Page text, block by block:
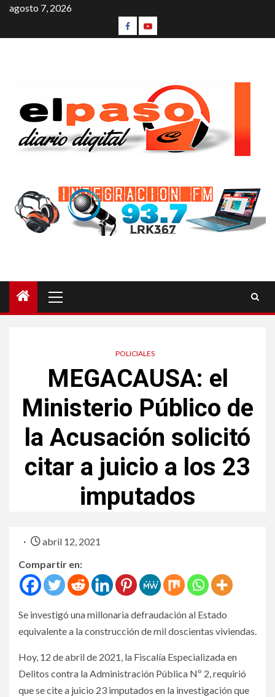
agosto 7, 2026
POLICIALES
MEGACAUSA: el
Ministerio Público de
la Acusación solicitó
citar a juicio a los 23
imputados
abril 12, 2021
Compartir en:
Se investigó una millonaria defraudación al Estado
equivalente a la construcción de mil doscientas viviendas.
Hoy, 12 de abril de 2021, la Fiscalía Especializada en
Delitos contra la Administración Pública Nº 2, requirió
que se cite a juicio 23 imputados en la investigación que